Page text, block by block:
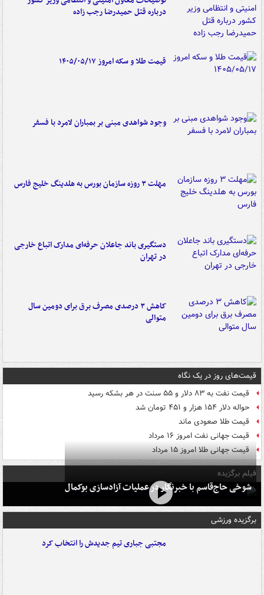
درباره قتل حمیدرضا رجب زاده
قیمت طلا و سکه امروز ۱۴۰۵/۰۵/۱۷
وجود شواهدی مبنی بر بمباران لامرد با فسفر
مهلت ۳ روزه سازمان بورس به هلدینگ خلیج فارس
دستگیری باند جاعلان حرفه‌ای مدارک اتباع خارجی
در تهران
کاهش ۳ درصدی مصرف برق برای دومین سال
متوالی
قیمت‌های روز در یک نگاه
قیمت نفت به ۸۳ دلار و ۵۵ سنت در هر بشکه رسید
حواله دلار ۱۵۴ هزار و ۴۵۱ تومان شد
قیمت طلا صعودی ماند
قیمت جهانی نفت امروز ۱۶ مرداد
قیمت جهانی طلا امروز ۱۵ مرداد
فیلم برگزیده
شوخی حاج‌قاسم با خبرنگار در عملیات آزادسازی بوکمال
برگزیده ورزشی
مجتبی جباری تیم جدیدش را انتخاب کرد